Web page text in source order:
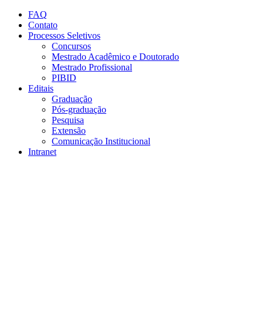
Conteúdo principal
FAQ
Contato
Processos Seletivos
Concursos
Mestrado Acadêmico e Doutorado
Mestrado Profissional
PIBID
Editais
Graduação
Pós-graduação
Pesquisa
Extensão
Comunicação Institucional
Intranet